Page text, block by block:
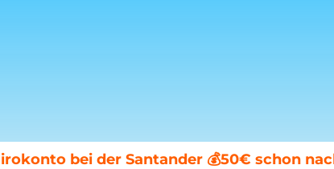
in Paris gewinnen